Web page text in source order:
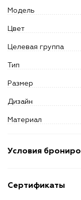
Условия
Сертификаты
Модель
Цвет
Целевая группа
Тип
Размер
Дизайн
Материал